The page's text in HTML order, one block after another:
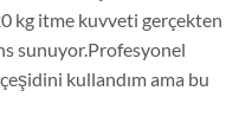
kg itme kuvveti gerçekten
sunuyor.Profesyonel
kullandım ama bu